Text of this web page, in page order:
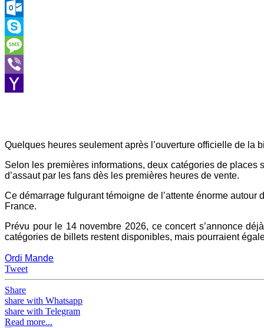
LinkedIn
Outlook.com
Skype
Message
Viber
Quelques heures seulement après l’ouverture officielle de la
Selon les premières informations, deux catégories de places
d’assaut par les fans dès les premières heures de vente.
Ce démarrage fulgurant témoigne de l’attente énorme
France.
Prévu pour le 14 novembre 2026, ce concert s’annonce
catégories de billets restent disponibles, mais pourraient
Ordi Mande
Tweet
Share
share with Whatsapp
share with Telegram
Read more...